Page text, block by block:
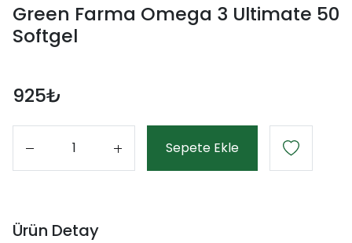
Green Farma Omega 3 Ultimate 50
Softgel
925₺
Sepete Ekle
Ürün Detay